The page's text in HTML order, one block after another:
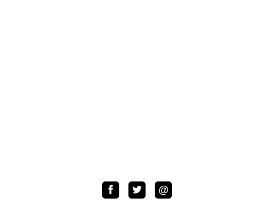
Facebook
TwitterLINE
@